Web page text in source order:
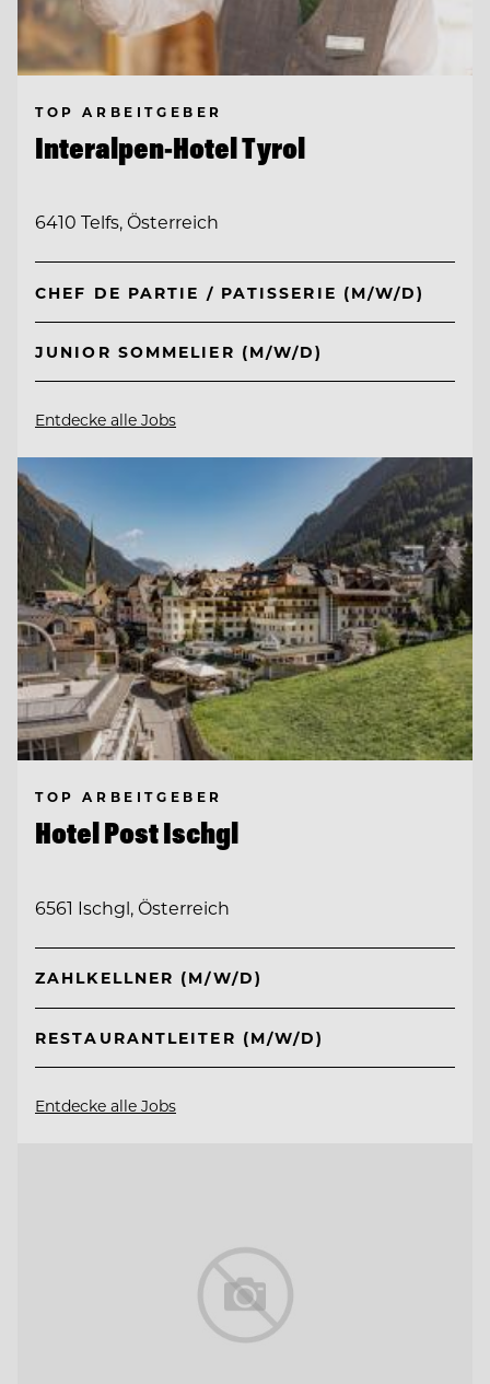
TOP ARBEITGEBER
Interalpen-Hotel Tyrol
6410 Telfs, Österreich
CHEF DE PARTIE / PATISSERIE (M/W/D)
JUNIOR SOMMELIER (M/W/D)
Entdecke alle Jobs
TOP ARBEITGEBER
Hotel Post Ischgl
6561 Ischgl, Österreich
ZAHLKELLNER (M/W/D)
RESTAURANTLEITER (M/W/D)
Entdecke alle Jobs